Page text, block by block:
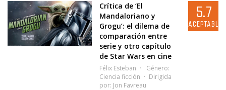
Crítica de ‘El
Mandaloriano y
Grogu’: el dilema de
comparación entre
serie y otro capítulo
de Star Wars en cine
Félix Esteban
Género:
Ciencia ficción
Dirigida
por: Jon Favreau
5.7
ACEPTABLE